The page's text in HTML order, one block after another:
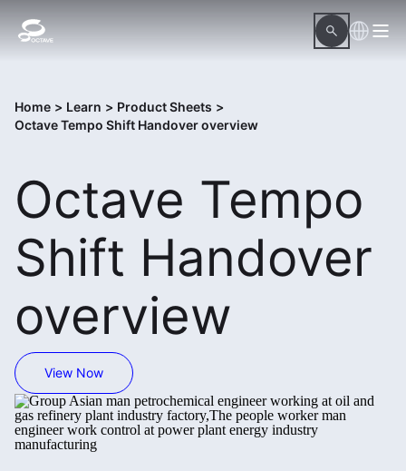
Home > Learn > Product Sheets >
Octave Tempo Shift Handover overview
Octave Tempo
Shift Handover
overview
View Now